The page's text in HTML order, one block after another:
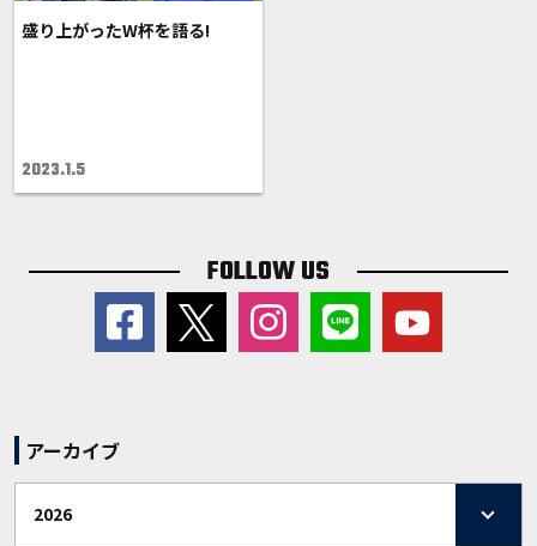
盛り上がったW杯を語る!
2023.1.5
FOLLOW US
アーカイブ
2026